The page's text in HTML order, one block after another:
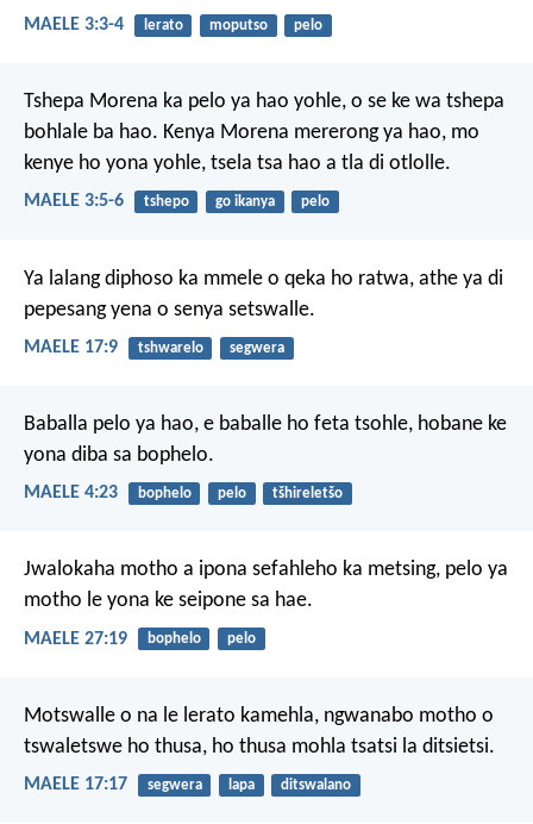
MAELE 3:3-4 lerato moputso pelo
Tshepa Morena ka pelo ya hao yohle, o se ke wa tshepa
bohlale ba hao. Kenya Morena mererong ya hao, mo
kenye ho yona yohle, tsela tsa hao a tla di otlolle.
MAELE 3:5-6 tshepo go ikanya pelo
Ya lalang diphoso ka mmele o qeka ho ratwa, athe ya di
pepesangyena o senya setswalle.
MAELE 17:9 tshwarelo segwera
Baballa pelo ya hao, e baballe ho feta tsohle, hobane ke
yona diba sa bophelo.
MAELE 4:23 bophelo pelo tšhireletšo
Jwalokaha motho a ipona sefahleho ka metsing, pelo ya
motho le yona ke seipone sa hae.
MAELE 27:19 bophelo pelo
Motswalle o na le lerato kamehla, ngwanabo motho o
tswaletswe ho thusa, ho thusa mohla tsatsi la ditsietsi.
MAELE 17:17 segwera lapa ditswalano